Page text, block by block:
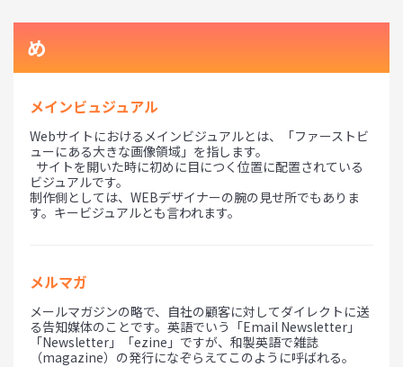
め
メインビュジュアル
Webサイトにおけるメインビジュアルとは、「ファーストビ
ューにある大きな画像領域」を指します。
サイトを開いた時に初めに目につく位置に配置されている
ビジュアルです。
制作側としては、WEBデザイナーの腕の見せ所でもありま
す。キービジュアルとも言われます。
メルマガ
メールマガジンの略で、自社の顧客に対してダイレクトに送
る告知媒体のことです。英語でいう「Email Newsletter」
「Newsletter」「ezine」ですが、和製英語で雑誌
（magazine）の発行になぞらえてこのように呼ばれる。